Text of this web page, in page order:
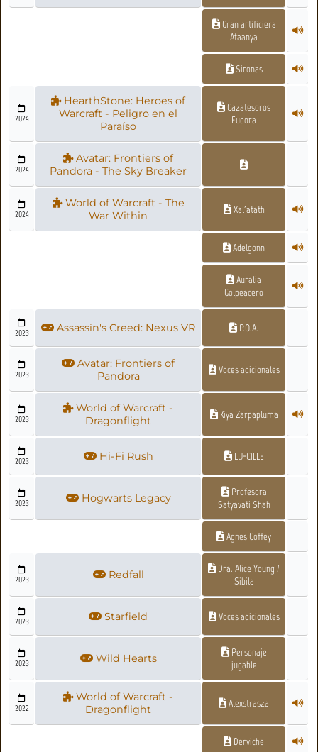
Gran artificiera
Ataanya
Sironas
2024
HearthStone: Heroes of
Warcraft - Peligro en el
Paraíso
Cazatesoros
Eudora
2024
Avatar: Frontiers of
Pandora - The Sky Breaker
2024
World of Warcraft - The
War Within
Xal'atath
Adelgonn
Auralia
Golpeacero
2023 Assassin's Creed: Nexus VR P.O.A.
2023
Avatar: Frontiers of
Pandora
Voces adicionales
2023
World of Warcraft -
Dragonflight
Kiya Zarpapluma
2023 Hi-Fi Rush LU-C1LLE
2023 Hogwarts Legacy
Profesora
Satyavati Shah
Agnes Coffey
2023 Redfall
Dra. Alice Young /
Sibila
2023 Starfield Voces adicionales
2023 Wild Hearts
Personaje
jugable
2022
World of Warcraft -
Dragonflight
Alexstrasza
Derviche